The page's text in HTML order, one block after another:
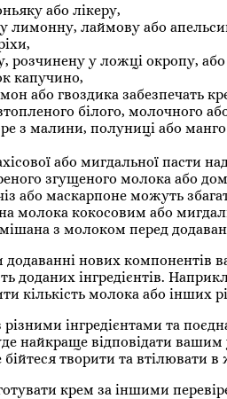
або лікеру,
лимонну, лаймову або
розчинену у ложці окропу, або
капучино,
або гвоздика забезпечать
білого, молочного
з малини, полуниці або
або мигдальної пасти
згущеного молока або
або маскарпоне можуть
молока кокосовим або
з молоком перед
нових компонентів
доданих інгредієнтів.
кількість молока або інших
інгредієнтами та
найкраще відповідати вашим
творити та втілювати в
крем за іншими